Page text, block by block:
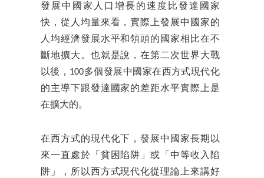
發展中國家人口增長的速度比發達國家
快，從人均量來看，實際上發展中國家的
人均經濟發展水平和領頭的國家相比在不
斷地擴大。也就是說，在第二次世界大戰
以後，100多個發展中國家在西方式現代化
的主導下跟發達國家的差距水平實際上是
在擴大的。
在西方式的現代化下，發展中國家長期以
來一直處於「貧困陷阱」或「中等收入陷
阱」，所以西方式現代化從理論上來講好